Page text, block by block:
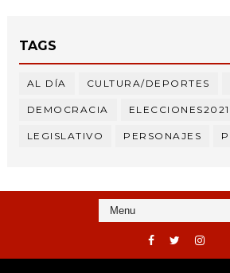
TAGS
AL DÍA CULTURA/DEPORTES
DEMOCRACIA ELECCIONES2021
LEGISLATIVO PERSONAJES